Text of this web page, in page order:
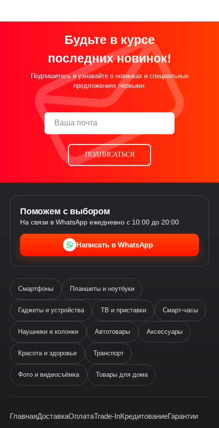
Будьте в курсе
последних новинок!
Подпишитесь и узнавайте о новинках и специальных
предложениях первыми.
ПОДПИСАТЬСЯ
Поможем с выбором
На связи в WhatsApp ежедневно с 10:00 до 20:00
Написать в WhatsApp
Смартфоны Планшеты и ноутбуки
Гаджеты и устройства ТВ и приставки Смарт-часы
Наушники и колонки Автотовары Аксессуары
Красота и здоровье Транспорт
Фото и видеосъёмка Товары для дома
ГлавнаяДоставкаОплатаTrade-InКредитованиеГарантии
виртуальный помощник